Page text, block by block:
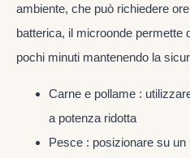
ambiente, che può richiedere
batterica, il microonde permette
pochi minuti mantenendo la
Carne e pollame :
a potenza ridotta
Pesce : posizionare su